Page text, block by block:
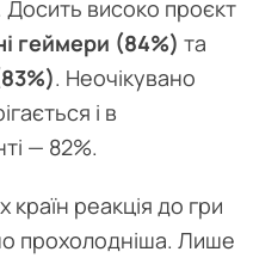
Досить високо проєкт
геймери (84%) та
. Неочікувано
і в
— 82%.
країн реакція до гри
прохолодніша. Лише